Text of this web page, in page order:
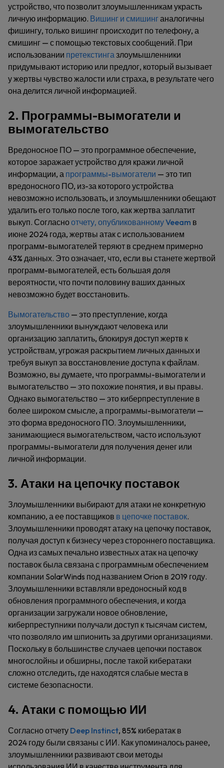
устройство, что позволит злоумышленникам украсть
личную информацию. Вишинг и смишинганалогичны
фишингу, только вишинг происходит по телефону, а
смишинг — с помощью текстовых сообщений. При
использовании претекстингазлоумышленники
придумывают историю или предлог, который вызывает
у жертвы чувство жалости или страха, в результате чего
она делится личной информацией.
2. Программы-вымогатели и
вымогательство
Вредоносное ПО — это программное обеспечение,
которое заражает устройство для кражи личной
информации, а программы-вымогатели — это тип
вредоносного ПО, из-за которого устройства
невозможно использовать, и злоумышленники обещают
удалить его только после того, как жертва заплатит
выкуп. Согласноотчету, опубликованному Veeam в
июне 2024 года, жертвы атак с использованием
программ-вымогателей теряют в среднем примерно
43% данных. Это означает, что, если вы станете жертвой
программ-вымогателей, есть большая доля
вероятности, что почти половину ваших данных
невозможно будет восстановить.
Вымогательство — это преступление, когда
злоумышленники вынуждают человека или
организацию заплатить, блокируя доступ жертв к
устройствам, угрожая раскрытием личных данных и
требуя выкуп за восстановление доступа к файлам.
Возможно, вы думаете, что программы-вымогатели и
вымогательство — это похожие понятия, и вы правы.
Однако вымогательство — это киберпреступление в
более широком смысле, а программы-вымогатели —
это форма вредоносного ПО. Злоумышленники,
занимающиеся вымогательством, часто используют
программы-вымогатели для получения денег или
личной информации.
3. Атаки на цепочку поставок
Злоумышленники выбирают для атаки не конкретную
компанию, а ее поставщиков в цепочке поставок.
Злоумышленники проводят атаку на цепочку поставок,
получая доступ к бизнесу через стороннего поставщика.
Одна из самых печально известных атак на цепочку
поставок была связана с программным обеспечением
компании SolarWinds под названием Orion в 2019 году.
Злоумышленники вставляли вредоносный код в
обновления программного обеспечения, и когда
организации загружали новое обновление,
киберпреступники получали доступ к тысячам систем,
что позволяло им шпионить за другими организациями.
Поскольку в большинстве случаев цепочки поставок
многослойны и обширны, после такой кибератаки
сложно отследить, где находятся слабые места в
системе безопасности.
4. Атаки с помощью ИИ
Согласно отчету Deep Instinct, 85% кибератак в
2024 году были связаны с ИИ. Как упоминалось ранее,
злоумышленники развивают свои методы